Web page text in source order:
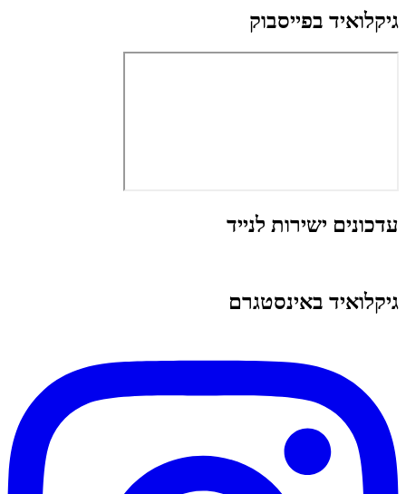
גיקלואיד בפייסבוק
עדכונים ישירות לנייד
גיקלואיד באינסטגרם